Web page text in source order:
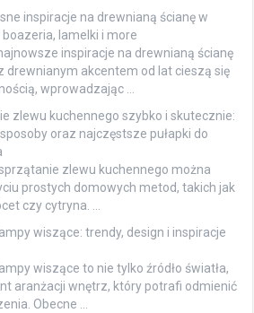
inspiracje na drewnianą ścianę w
lamelki i more
inspiracje na drewnianą ścianę
drewnianym akcentem od lat cieszą się
wprowadzając …
zlewu kuchennego szybko i skutecznie:
oraz najczęstsze pułapki do
zlewu kuchennego można
prostych domowych metod, takich jak
czy cytryna. …
wiszące: trendy, design i inspiracje
wiszące to nie tylko źródło światła,
aranżacji wnętrz, który potrafi odmienić
Obecne …